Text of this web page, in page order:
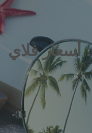
All posts tagged: أسعار فلاي